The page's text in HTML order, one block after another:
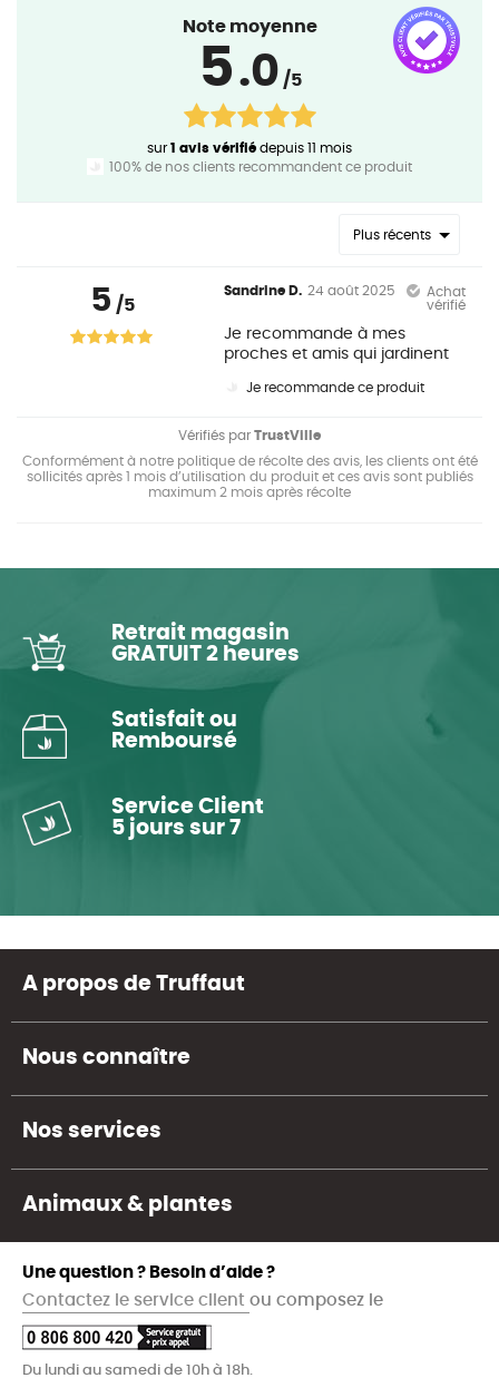
Note moyenne
5.0 /5
sur1 avis vérifié depuis 11 mois
100% de nos clients recommandent ce produit
Plus récents
5 /5
Sandrine D. 24 août 2025
Achat
vérifié
Je recommande à mes
proches et amis qui jardinent
Je recommande ce produit
Vérifiés par TrustVille
Conformément à notre politique de récolte des avis, les clients ont été
sollicités après 1 mois d’utilisation du produit et ces avis sont publiés
maximum 2 mois après récolte
Retrait magasin
GRATUIT 2 heures
Satisfait ou
Remboursé
Service Client
5 jours sur 7
A propos de Truffaut
Nous connaître
Nos services
Animaux & plantes
Une question ? Besoin d’aide ?
Contactez le service client ou composez le
Du lundi au samedi de 10h à 18h.